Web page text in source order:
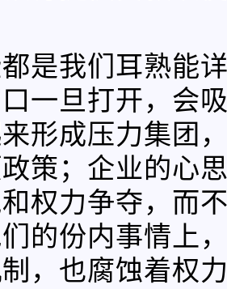
是我们耳熟能
一旦打开，会
形成压力集团
策；企业的心
权力争夺，而
的份内事情上
，也腐蚀着权